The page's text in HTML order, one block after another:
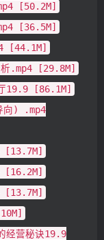
[50.2M]
[36.5M]
[44.1M]
.mp4 [29.8M]
厅19.9 [86.1M]
向) .mp4
[13.7M]
[16.2M]
[13.7M]
经营秘诀19.9